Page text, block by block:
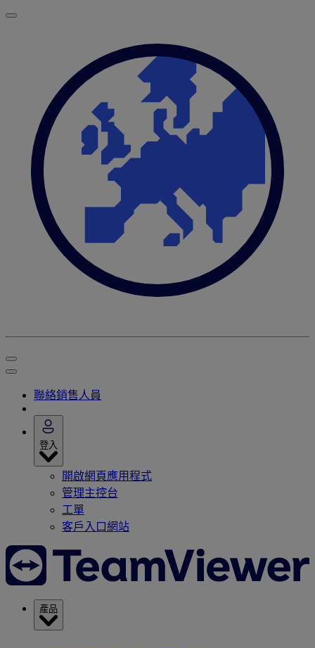
聯絡銷售人員
登入
開啟網頁應用程式
管理主控台
工單
客戶入口網站
產品